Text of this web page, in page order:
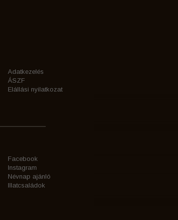
Adatkezelés
ÁSZF
Elállási nyilatkozat
Facebook
Instagram
Névnap ajánló
Illatcsaládok